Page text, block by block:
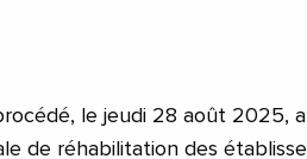
le jeudi 28 août 2025,
de réhabilitation des